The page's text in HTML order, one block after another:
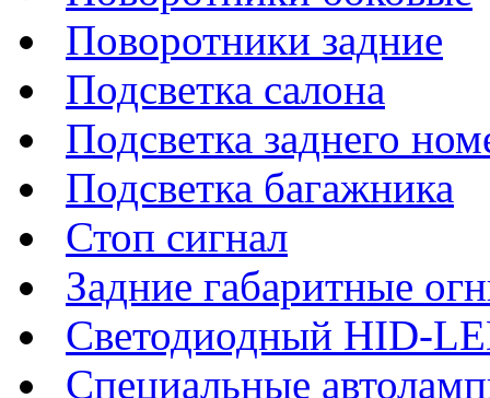
Поворотники задние
Подсветка салона
Подсветка заднего
Подсветка багажника
Стоп сигнал
Задние габаритные
Светодиодный HID-
Специальные